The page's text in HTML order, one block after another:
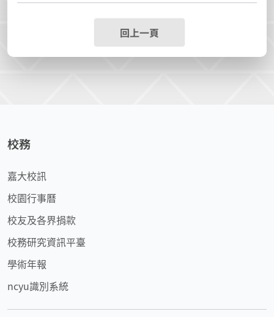
回上一頁
校務
嘉大校訊
校園行事曆
校友及各界捐款
校務研究資訊平臺
學術年報
ncyu識別系統